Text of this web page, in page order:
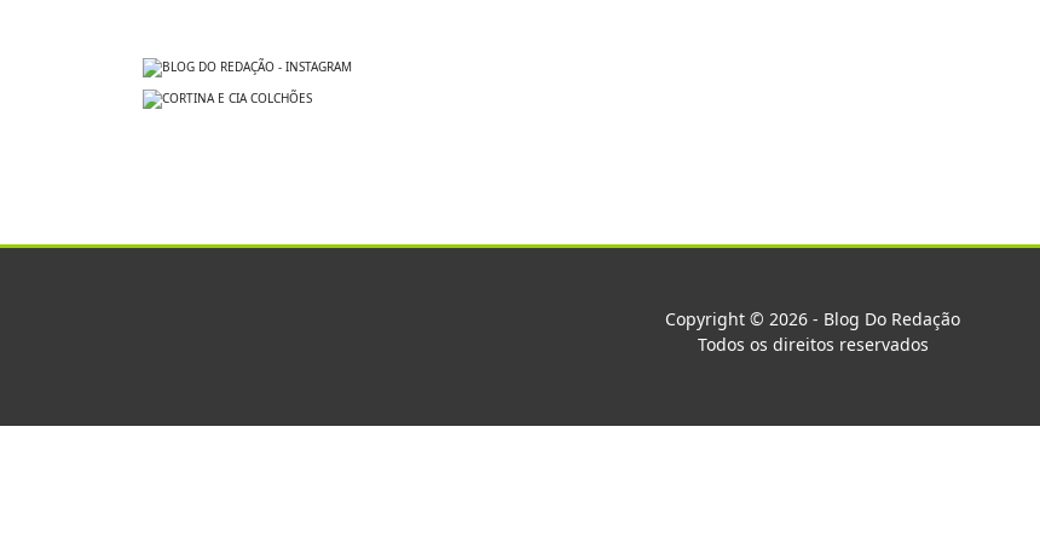
Copyright © 2026 - Blog Do Redação
Todos os direitos reservados